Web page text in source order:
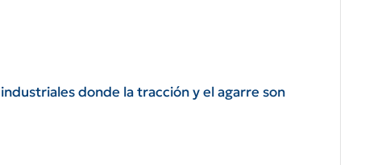
donde la tracción y el agarre son